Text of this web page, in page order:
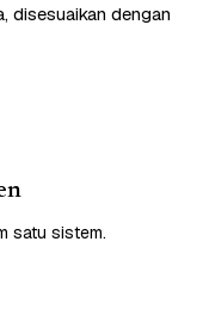
disesuaikan dengan
satu sistem.